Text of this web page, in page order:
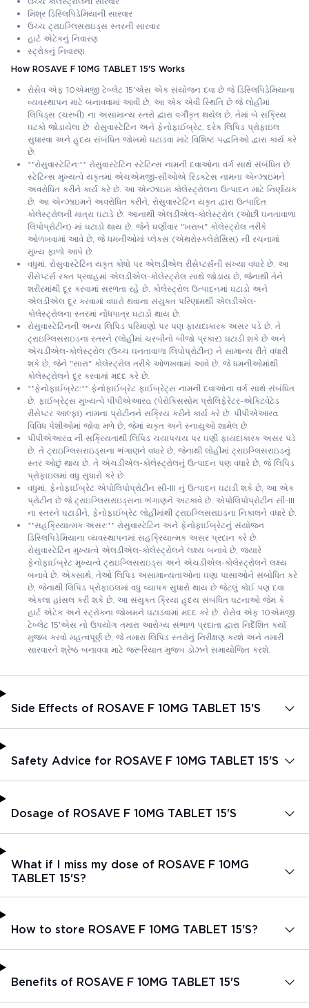
મિશ્ર ડિસ્લિપિડેમિયાની સારવાર
ઉચ્ચ ટ્રાઇગ્લિસરાઇડ્સ સ્તરની સારવાર
હાર્ટ એટેકનું નિવારણ
સ્ટ્રોકનું નિવારણ
How ROSAVE F 10MG TABLET 15'S Works
રોસેવ એફ 10એમજી ટેબ્લેટ 15'એસ એક સંયોજન દવા છે જે ડિસ્લિપિડેમિયાના
વ્યવસ્થાપન માટે બનાવવામાં આવી છે, આ એક એવી સ્થિતિ છે જે લોહીમાં
લિપિડ્સ (ચરબી) ના અસામાન્ય સ્તરો દ્વારા વર્ગીકૃત થયેલ છે. તેમાં બે સક્રિય
ઘટકો જોડાયેલા છે: રોસુવાસ્ટેટિન અને ફેનોફાઈબ્રેટ, દરેક લિપિડ પ્રોફાઇલ
સુધારવા અને હૃદય સંબંધિત જોખમો ઘટાડવા માટે વિશિષ્ટ પદ્ધતિઓ દ્વારા કાર્ય કરે
છે.
**રોસુવાસ્ટેટિન:** રોસુવાસ્ટેટિન સ્ટેટિન્સ નામની દવાઓના વર્ગ સાથે સંબંધિત છે.
સ્ટેટિન્સ મુખ્યત્વે યકૃતમાં એચએમજી-સીઓએ રિડક્ટેસ નામના એન્ઝાઇમને
અવરોધિત કરીને કાર્ય કરે છે. આ એન્ઝાઇમ કોલેસ્ટ્રોલના ઉત્પાદન માટે નિર્ણાયક
છે. આ એન્ઝાઇમને અવરોધિત કરીને, રોસુવાસ્ટેટિન યકૃત દ્વારા ઉત્પાદિત
કોલેસ્ટ્રોલની માત્રા ઘટાડે છે. આનાથી એલડીએલ-કોલેસ્ટ્રોલ (ઓછી ઘનતાવાળા
લિપોપ્રોટીન) માં ઘટાડો થાય છે, જેને ઘણીવાર "ખરાબ" કોલેસ્ટ્રોલ તરીકે
ઓળખવામાં આવે છે, જે ધમનીઓમાં પ્લેક્સ (એથરોસ્ક્લેરોસિસ) ની રચનામાં
મુખ્ય ફાળો આપે છે.
વધુમાં, રોસુવાસ્ટેટિન યકૃત કોષો પર એલડીએલ રીસેપ્ટર્સની સંખ્યા વધારે છે. આ
રીસેપ્ટર્સ રક્ત પ્રવાહમાં એલડીએલ-કોલેસ્ટ્રોલ સાથે જોડાય છે, જેનાથી તેને
શરીરમાંથી દૂર કરવામાં સરળતા રહે છે. કોલેસ્ટ્રોલ ઉત્પાદનમાં ઘટાડો અને
એલડીએલ દૂર કરવામાં વધારો થવાના સંયુક્ત પરિણામથી એલડીએલ-
કોલેસ્ટ્રોલના સ્તરમાં નોંધપાત્ર ઘટાડો થાય છે.
રોસુવાસ્ટેટિનની અન્ય લિપિડ પરિમાણો પર પણ ફાયદાકારક અસર પડે છે. તે
ટ્રાઇગ્લિસરાઇડના સ્તરને (લોહીમાં ચરબીનો બીજો પ્રકાર) ઘટાડી શકે છે અને
એચડીએલ-કોલેસ્ટ્રોલ (ઉચ્ચ ઘનતાવાળા લિપોપ્રોટીન) ને સામાન્ય રીતે વધારી
શકે છે, જેને "સારા" કોલેસ્ટ્રોલ તરીકે ઓળખવામાં આવે છે, જે ધમનીઓમાંથી
કોલેસ્ટ્રોલને દૂર કરવામાં મદદ કરે છે.
**ફેનોફાઈબ્રેટ:** ફેનોફાઈબ્રેટ ફાઈબ્રેટ્સ નામની દવાઓના વર્ગ સાથે સંબંધિત
છે. ફાઈબ્રેટ્સ મુખ્યત્વે પીપીએઆરα (પેરોક્સિસોમ પ્રોલિફેરેટર-એક્ટિવેટેડ
રીસેપ્ટર આલ્ફા) નામના પ્રોટીનને સક્રિય કરીને કાર્ય કરે છે. પીપીએઆરα
વિવિધ પેશીઓમાં જોવા મળે છે, જેમાં યકૃત અને સ્નાયુઓ શામેલ છે.
પીપીએઆરα ની સક્રિયતાથી લિપિડ ચયાપચય પર ઘણી ફાયદાકારક અસર પડે
છે. તે ટ્રાઇગ્લિસરાઇડ્સના ભંગાણને વધારે છે, જેનાથી લોહીમાં ટ્રાઇગ્લિસરાઇડનું
સ્તર ઓછું થાય છે. તે એચડીએલ-કોલેસ્ટ્રોલનું ઉત્પાદન પણ વધારે છે, જે લિપિડ
પ્રોફાઇલમાં વધુ સુધારો કરે છે.
વધુમાં, ફેનોફાઈબ્રેટ એપોલિપોપ્રોટીન સી-III નું ઉત્પાદન ઘટાડી શકે છે, આ એક
પ્રોટીન છે જે ટ્રાઇગ્લિસરાઇડ્સના ભંગાણને અટકાવે છે. એપોલિપોપ્રોટીન સી-III
ના સ્તરને ઘટાડીને, ફેનોફાઈબ્રેટ લોહીમાંથી ટ્રાઇગ્લિસરાઇડના નિકાલને વધારે છે.
**સહક્રિયાત્મક અસર:** રોસુવાસ્ટેટિન અને ફેનોફાઈબ્રેટનું સંયોજન
ડિસ્લિપિડેમિયાના વ્યવસ્થાપનમાં સહક્રિયાત્મક અસર પ્રદાન કરે છે.
રોસુવાસ્ટેટિન મુખ્યત્વે એલડીએલ-કોલેસ્ટ્રોલને લક્ષ્ય બનાવે છે, જ્યારે
ફેનોફાઈબ્રેટ મુખ્યત્વે ટ્રાઇગ્લિસરાઇડ્સ અને એચડીએલ-કોલેસ્ટ્રોલને લક્ષ્ય
બનાવે છે. એકસાથે, તેઓ લિપિડ અસામાન્યતાઓના ઘણા પાસાઓને સંબોધિત કરે
છે, જેનાથી લિપિડ પ્રોફાઇલમાં વધુ વ્યાપક સુધારો થાય છે જેટલું કોઈ પણ દવા
એકલા હાંસલ કરી શકે છે. આ સંયુક્ત ક્રિયા હૃદય સંબંધિત ઘટનાઓ જેમ કે
હાર્ટ એટેક અને સ્ટ્રોકના જોખમને ઘટાડવામાં મદદ કરે છે. રોસેવ એફ 10એમજી
ટેબ્લેટ 15'એસ નો ઉપયોગ તમારા આરોગ્ય સંભાળ પ્રદાતા દ્વારા નિર્દેશિત કર્યા
મુજબ કરવો મહત્વપૂર્ણ છે, જે તમારા લિપિડ સ્તરોનું નિરીક્ષણ કરશે અને તમારી
સારવારને શ્રેષ્ઠ બનાવવા માટે જરૂરિયાત મુજબ ડોઝને સમાયોજિત કરશે.
Side Effects of ROSAVE F 10MG TABLET 15'S
Safety Advice for ROSAVE F 10MG TABLET 15'S
Dosage of ROSAVE F 10MG TABLET 15'S
What if I miss my dose of ROSAVE F 10MG
TABLET 15'S?
How to store ROSAVE F 10MG TABLET 15'S?
Benefits of ROSAVE F 10MG TABLET 15'S